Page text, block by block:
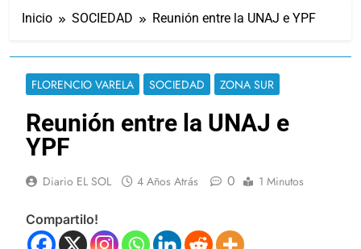
Inicio SOCIEDAD Reunión entre la UNAJ e YPF
FLORENCIO VARELA SOCIEDAD ZONA SUR
Reunión entre la UNAJ e
YPF
Diario EL SOL 4 Años Atrás 0 1 Minutos
Compartilo!